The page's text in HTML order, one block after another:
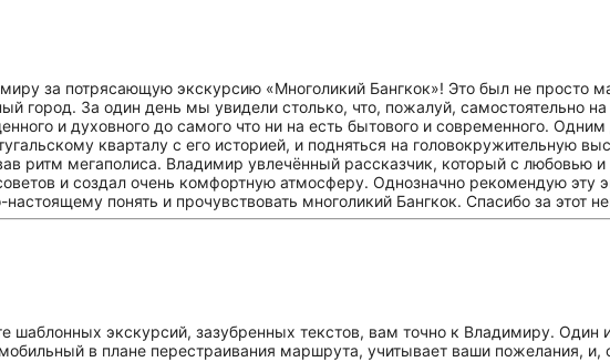
за потрясающую экскурсию «Многоликий Бангкок»! Это был не просто
город. За один день мы увидели столько, что, пожалуй, самостоятельно
и духовного до самого что ни на есть бытового и современного.
кварталу с его историей, и подняться на головокружительную
ритм мегаполиса. Владимир увлечённый рассказчик, который с любовью
и создал очень комфортную атмосферу. Однозначно рекомендую эту
понять и прочувствовать многоликий Бангкок. Спасибо за этот
экскурсий, зазубренных текстов, вам точно к Владимиру. Один
в плане перестраивания маршрута, учитывает ваши пожелания, и,